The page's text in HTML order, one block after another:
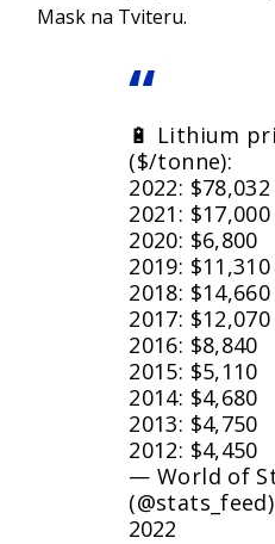
Mask na Tviteru.
🔋 Lithium
($/tonne):
2022: $78,032
2021: $17,000
2020: $6,800
2019: $11,310
2018: $14,660
2017: $12,070
2016: $8,840
2015: $5,110
2014: $4,680
2013: $4,750
2012: $4,450
— World of
2022